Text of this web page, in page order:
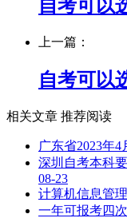
自考可以
上一篇：
自考可以
相关文章 推荐阅读
广东省2023年
深圳自考本科
08-23
计算机信息管
一年可报考四